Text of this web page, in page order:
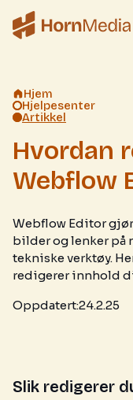
Hjem
Hjelpesenter
Artikkel
Hvordan
Webflow
Webflow Editor
bilder og lenker på
tekniske verktøy.
redigerer innhold
Oppdatert:24.2.25
Slik redigerer